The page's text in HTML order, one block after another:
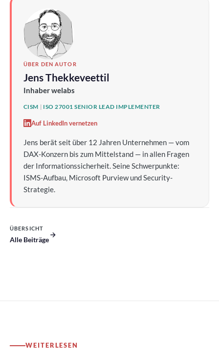
ÜBER DEN AUTOR
Jens Thekkeveettil
Inhaber welabs
CISM | ISO 27001 SENIOR LEAD IMPLEMENTER
Auf LinkedIn vernetzen
Jens berät seit über 12 Jahren Unternehmen — vom
DAX-Konzern bis zum Mittelstand — in allen Fragen
der Informationssicherheit. Seine Schwerpunkte:
ISMS-Aufbau, Microsoft Purview und Security-
Strategie.
ÜBERSICHT
Alle Beiträge
WEITERLESEN